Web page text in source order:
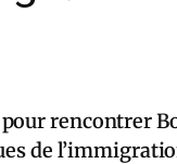
rencontrer
de